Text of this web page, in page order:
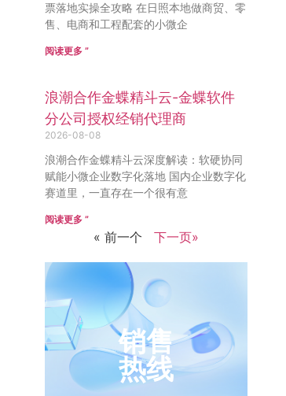
票落地实操全攻略 在日照本地做商贸、零
售、电商和工程配套的小微企
阅读更多 ”
浪潮合作金蝶精斗云-金蝶软件
分公司授权经销代理商
2026-08-08
浪潮合作金蝶精斗云深度解读：软硬协同
赋能小微企业数字化落地 国内企业数字化
赛道里，一直存在一个很有意
阅读更多 ”
« 前一个 下一页»
销售
热线